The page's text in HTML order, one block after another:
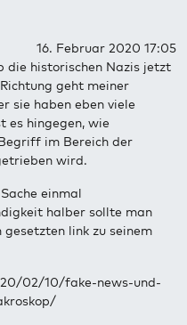
16. Februar 2020 17:05
die historischen Nazis jetzt
geht meiner
sie haben eben viele
es hingegen, wie
im Bereich der
wird.
einmal
halber sollte man
link zu seinem
02/10/fake-news-und-